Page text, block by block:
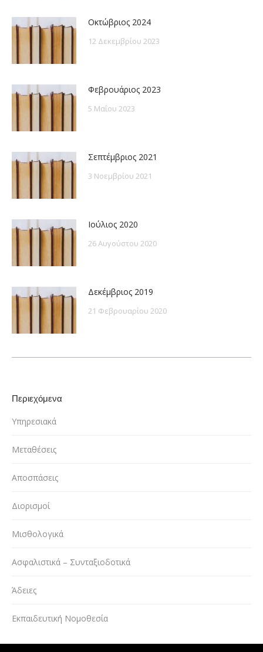
Οκτώβριος 2024
12 Δεκεμβρίου 2023
Φεβρουάριος 2023
5 Μαΐου 2023
Σεπτέμβριος 2021
3 Νοεμβρίου 2021
Ιούλιος 2020
26 Αυγούστου 2020
Δεκέμβριος 2019
21 Φεβρουαρίου 2020
Περιεχόμενα
Υπηρεσιακά
Μεταθέσεις
Αποσπάσεις
Διορισμοί
Μισθολογικά
Ασφαλιστικά – Συνταξιοδοτικά
Άδειες
Εκπαιδευτική Νομοθεσία